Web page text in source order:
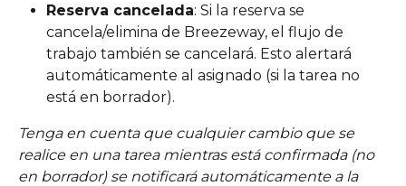
Reserva cancelada: Si la reserva se
cancela/elimina de Breezeway, el flujo de
trabajo también se cancelará. Esto alertará
automáticamente al asignado (si la tarea no
está en borrador).
Tenga en cuenta que cualquier cambio que se
realice en una tarea mientras está confirmada (no
en borrador) se notificará automáticamente a la